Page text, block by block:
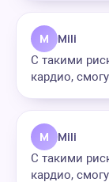
M Mili
С такими
кардио,
M Mili
С такими
кардио,